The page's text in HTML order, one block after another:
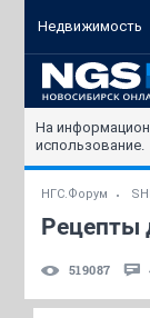
Недвижимость
На
использование.
НГС.Форум
Рецепты
519087